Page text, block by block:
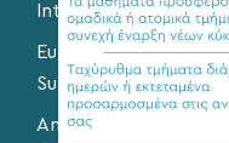
International Society
European Society of
Surgery
American Society of